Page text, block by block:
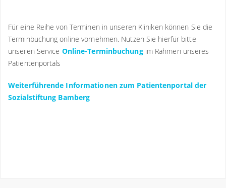
Für eine Reihe von Terminen in unseren Kliniken können Sie die
Terminbuchung online vornehmen. Nutzen Sie hierfür bitte
unseren Service Online-Terminbuchungim Rahmen unseres
Patientenportals
Weiterführende Informationen zum Patientenportal der
Sozialstiftung Bamberg